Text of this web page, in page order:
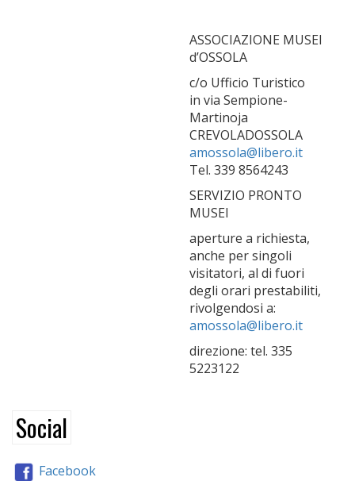
ASSOCIAZIONE MUSEI
d’OSSOLA
c/o Ufficio Turistico
in via Sempione-
Martinoja
CREVOLADOSSOLA
amossola@libero.it
Tel. 339 8564243
SERVIZIO PRONTO
MUSEI
aperture a richiesta,
anche per singoli
visitatori, al di fuori
degli orari prestabiliti,
rivolgendosi a:
amossola@libero.it
direzione: tel. 335
5223122
Social
Facebook